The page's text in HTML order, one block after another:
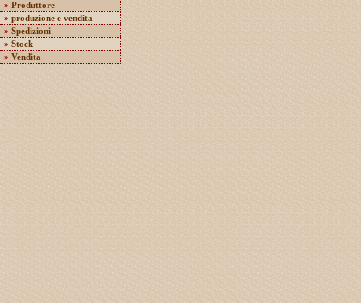
» Produttore
» produzione e vendita
» Spedizioni
» Stock
» Vendita